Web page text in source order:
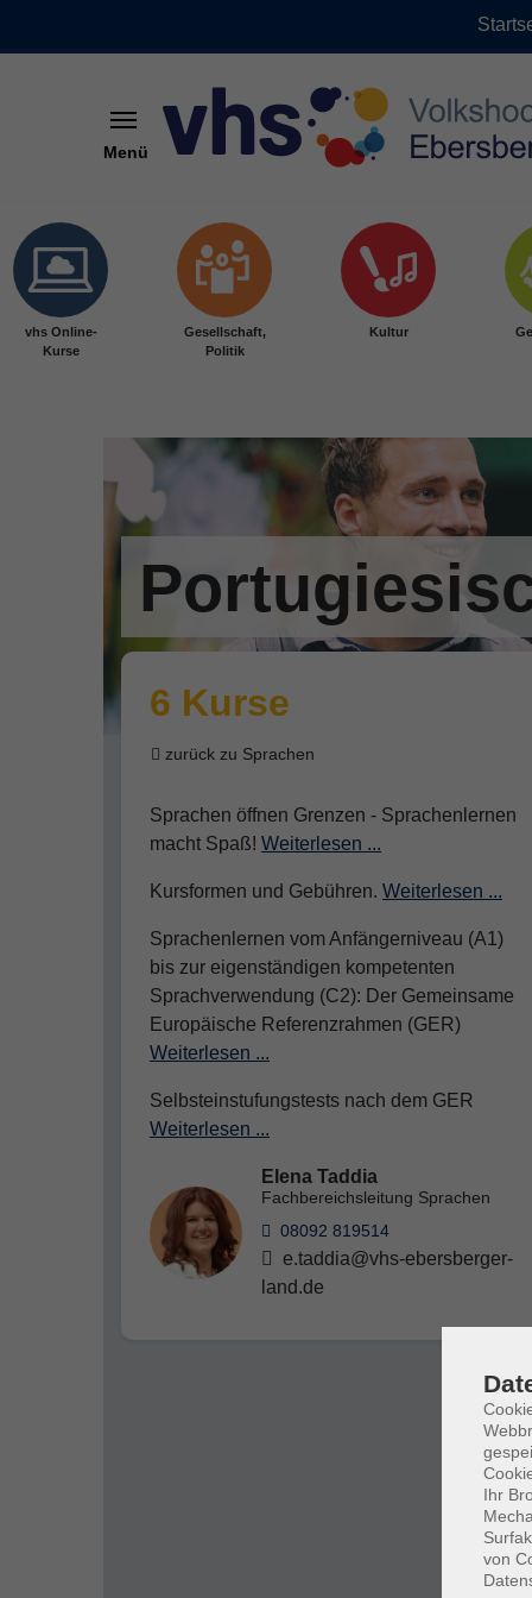
Menü
vhs Online-
Kurse
Gesellschaft,
Politik
Kultur
6 Kurse
zurück zu Sprachen
Sprachen öffnen Grenzen - Sprachenlernen
macht Spaß! Weiterlesen ...
Kursformen und Gebühren. Weiterlesen ...
Sprachenlernen vom Anfängerniveau (A1)
bis zur eigenständigen kompetenten
Sprachverwendung (C2): Der Gemeinsame
Europäische Referenzrahmen (GER)
Weiterlesen ...
Selbsteinstufungstests nach dem GER
Weiterlesen ...
Elena Taddia
Fachbereichsleitung Sprachen
08092 819514
e.taddia@vhs-ebersberger-
land.de
Ihr
von